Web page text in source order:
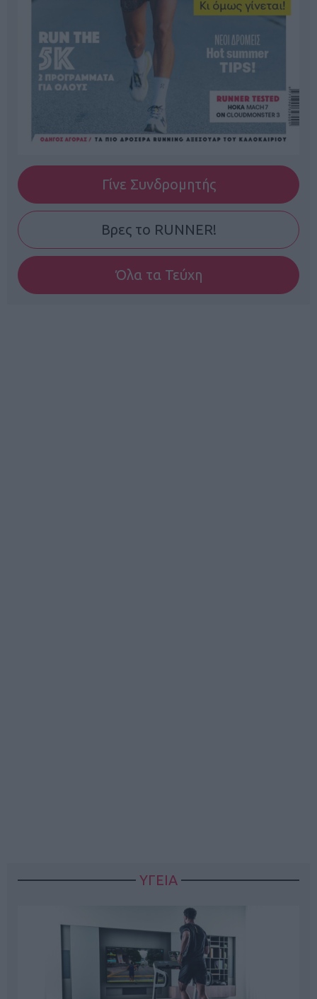
Γίνε Συνδρομητής
Βρες το RUNNER!
Όλα τα Τεύχη
ΥΓΕΙΑ